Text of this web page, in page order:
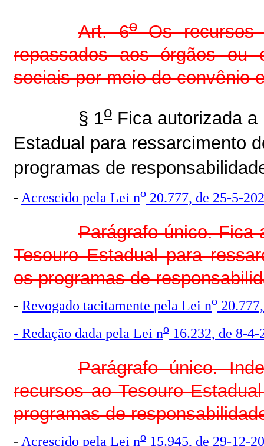
Art. 6oOs recursos
repassados aos órgãos ou
sociais por meio de convênio
§ 1o Fica autorizada
Estadual para ressarcimento
programas de
- Acrescido pela Lei no 20.777, de 25-5-
Parágrafo único. Fica
Tesouro Estadual para
os programas de
- Revogado tacitamente pela Lei no
- Redação dada pela Lei no 16.232, de 8-4-
Parágrafo único.
recursos ao Tesouro
programas de
- Acrescido pela Lei no 15.945, de 29-12-